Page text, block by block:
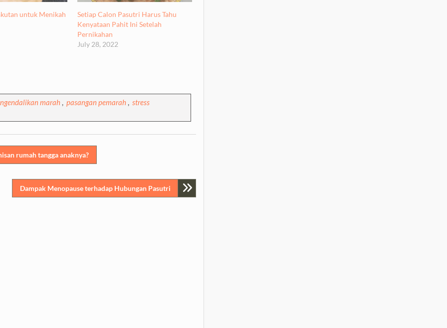
untuk Menikah
Setiap Calon Pasutri Harus Tahu
Kenyataan Pahit Ini Setelah
Pernikahan
July 28, 2022
marah pasangan pemarah stress
rumah tangga anaknya?
Dampak Menopause terhadap Hubungan Pasutri